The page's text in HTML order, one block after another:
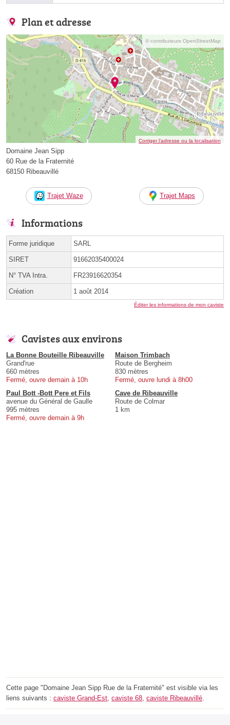
Plan et adresse
© contributeurs OpenStreetMap
Corriger l’adresse ou la localisation
Domaine Jean Sipp
60 Rue de la Fraternité
68150 Ribeauvillé
Trajet Waze Trajet Maps
Informations
Forme juridique SARL
SIRET 91662035400024
N° TVA Intra. FR23916620354
Création 1 août 2014
Éditer les informations de mon caviste
Cavistes aux environs
La Bonne Bouteille Ribeauville
Grand'rue
660 mètres
Fermé, ouvre demain à 10h
Maison Trimbach
Route de Bergheim
830 mètres
Fermé, ouvre lundi à 8h00
Paul Bott -Bott Pere et Fils
avenue du Général de Gaulle
995 mètres
Fermé, ouvre demain à 9h
Cave de Ribeauville
Route de Colmar
1 km
Cette page "Domaine Jean Sipp Rue de la Fraternité" est visible via les
liens suivants : caviste Grand-Est caviste 68 caviste Ribeauvillé